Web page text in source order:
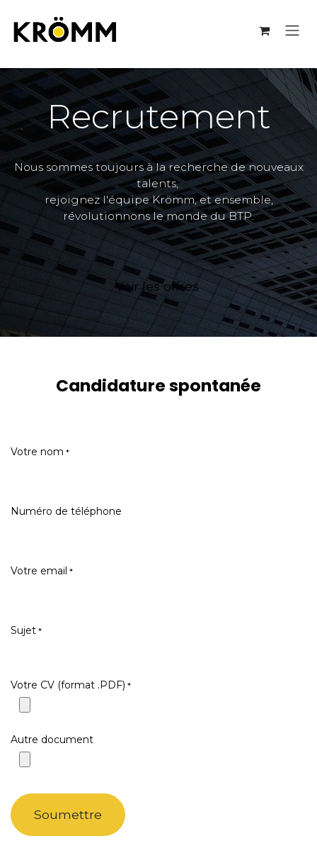
Recrutement
Nous sommes toujours à la recherche de nouveaux
talents,
rejoignez l'équipe Krömm, et ensemble,
révolutionnons le monde du BTP.
Voir les offres​
Candidature spontanée
Votre nom *
Numéro de téléphone
Votre email *
Sujet *
Votre CV (format .PDF) *
Autre document
Soumettre